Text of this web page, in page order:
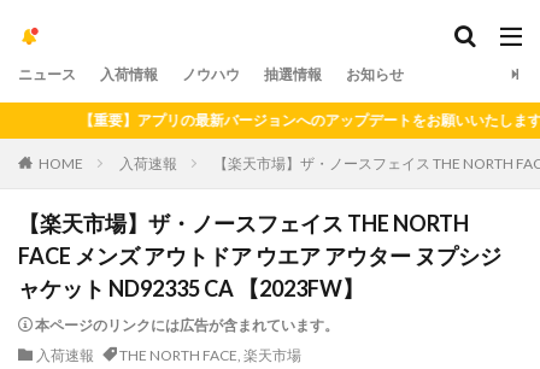
ニュース 入荷情報 ノウハウ 抽選情報 お知らせ
【重要】アプリの最新バージョンへのアップデートをお願いいたします（
HOME 入荷速報 【楽天市場】ザ・ノースフェイス THE NORTH
【楽天市場】ザ・ノースフェイス THE NORTH
FACE メンズ アウトドア ウエア アウター ヌプシジ
ャケット ND92335 CA 【2023FW】
本ページのリンクには広告が含まれています。
入荷速報
THE NORTH FACE, 楽天市場